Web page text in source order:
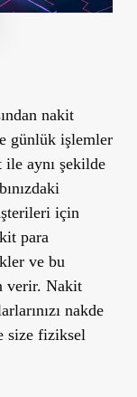
nakit
günlük işlemler
aynı şekilde
için
para
ve bu
verir. Nakit
nakde
size fiziksel